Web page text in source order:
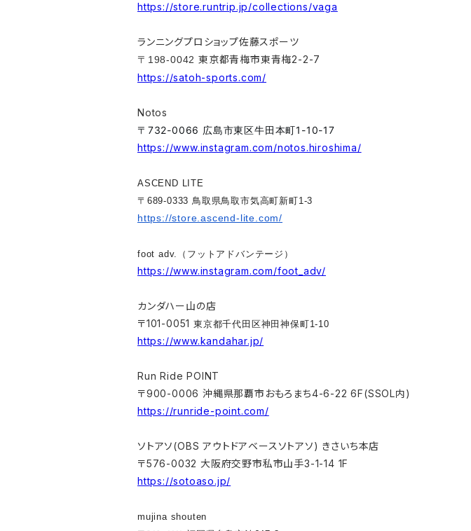
https://store.runtrip.jp/collections/vaga
ランニングプロショップ佐藤スポーツ
〒198-0042 東京都青梅市東青梅2-2-7
https://satoh-sports.com/
Notos
〒732-0066 広島市東区牛田本町1-10-17
https://www.instagram.com/notos.hiroshima/
ASCEND LITE
〒689-0333 鳥取県鳥取市気高町新町1-3
https://store.ascend-lite.com/
foot adv.（フットアドバンテージ）
https://www.instagram.com/foot_adv/
カンダハー山の店
〒101-0051 東京都千代田区神田神保町1-10
https://www.kandahar.jp/
Run Ride POINT
〒900-0006 沖縄県那覇市おもろまち4-6-22 6F(SSOL内)
https://runride-point.com/
ソトアソ(OBS アウトドアベースソトアソ) きさいち本店
〒576-0032 大阪府交野市私市山手3-1-14 1F
https://sotoaso.jp/
mujina shouten